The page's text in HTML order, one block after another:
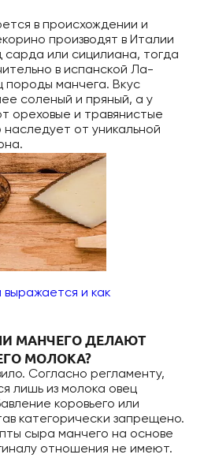
в происхождении и
производят в Италии
сарда или сицилиана, тогда
в испанской Ла-
породы манчега. Вкус
соленый и пряный, а у
ореховые и травянистые
от уникальной
выражается и как
МАНЧЕГО ДЕЛАЮТ
МОЛОКА?
Согласно регламенту,
лишь из молока овец
коровьего или
категорически запрещено.
сыра манчего на основе
отношения не имеют.